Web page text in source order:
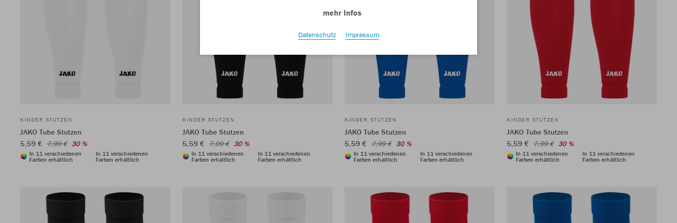
KINDER STUTZEN
JAKO Tube Stutzen
5,59 € 7,99 € 30 %
In 11 verschiedenen
Farben erhältlich
In 11 verschiedenen
Farben erhältlich
KINDER STUTZEN
JAKO Tube Stutzen
5,59 € 7,99 € 30 %
In 11 verschiedenen
Farben erhältlich
In 11 verschiedenen
Farben erhältlich
KINDER STUTZEN
JAKO Tube Stutzen
5,59 € 7,99 € 30 %
In 11 verschiedenen
Farben erhältlich
In 11 verschiedenen
Farben erhältlich
KINDER STUTZEN
JAKO Tube Stutzen
5,59 € 7,99 € 30 %
In 11 verschiedenen
Farben erhältlich
In 11 verschiedenen
Farben erhältlich
mehr Infos
Datenschutz Impressum